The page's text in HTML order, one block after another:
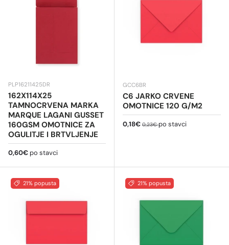
PLP16211425DR
162X114X25
TAMNOCRVENA MARKA
MARQUE LAGANI GUSSET
160GSM OMOTNICE ZA
OGULITJE I BRTVLJENJE
Redovna cijena
0,60€ po stavci
GCC6BR
C6 JARKO CRVENE
OMOTNICE 120 G/M2
Cijena na sniženju
0,18€ Redovna cijena
0,23€po stavci
21% popusta 21% popusta